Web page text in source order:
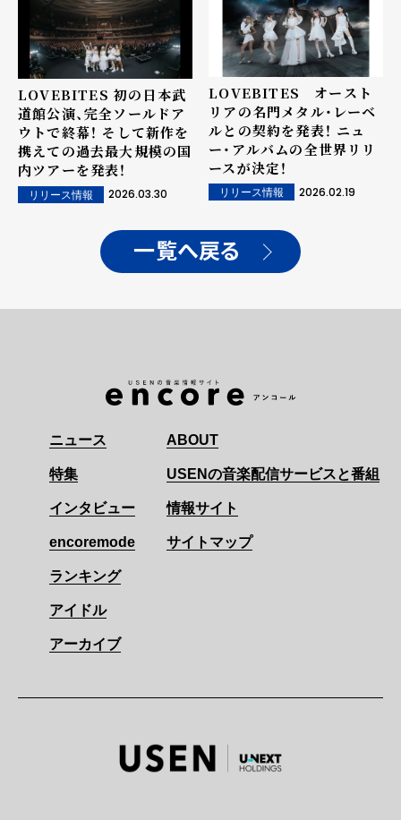
LOVEBITES 初の日本武
道館公演、完全ソールドア
ウトで終幕！ そして新作を
携えての過去最大規模の国
内ツアーを発表！
リリース情報 2026.03.30
LOVEBITES オースト
リアの名門メタル・レーベ
ルとの契約を発表！ ニュ
ー・アルバムの全世界リリ
ースが決定！
リリース情報 2026.02.19
一覧へ戻る
ニュース
特集
インタビュー
encoremode
ランキング
アイドル
アーカイブ
ABOUT
USENの音楽配信サービスと番組
情報サイト
サイトマップ